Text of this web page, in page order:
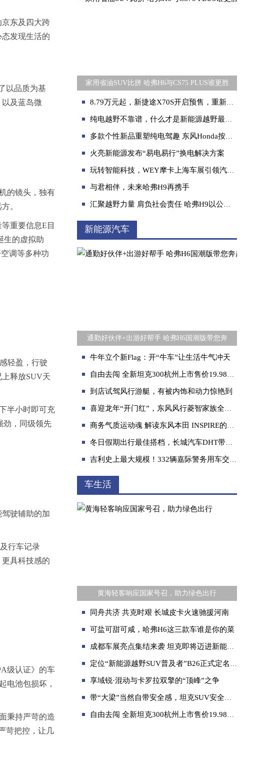
东及四大跨
发现生活的
以品质为基
及蓝岛微
的镜头，独有
。
重要信息E目
生的虚拟助
调等多种功
轻盈，行驶
释放SUV天
半小时即可充
劲，同级领先
驶辅助的加
行车记录
具科技感的
级认证》的车
电池包损坏，
秉持严苛的造
苛把控，让几
是硬汉也是暖男，二代哈弗H9实力呵护家人冬
家用省油SUV比拼 哈弗H6与CS75 PLUS谁更胜
8.79万元起，新捷途X70S开启预售，重新定义家用大空间SUV
纯电越野不靠谱，什么才是新能源越野最优解？
多款个性新品重塑纯电驾趣 东风Honda按下电动化战略落地加速键
火亮新能源发布“易电易行”换电解决方案
玩转智能科技，WEY摩卡上海车展引领汽车智能潮流
与君相伴，未来哈弗H9再携手
汇聚越野力量 肩负社会责任 哈弗H9以公益赋能越野文化
新能源汽车
通勤好伙伴+出游好帮手 哈弗H6国潮版带您奔
牛年立个新Flag：开“牛车”让生活牛气冲天
自由去闯 全新坦克300杭州上市售价19.98万起
到店试驾风行游艇，有被内饰和动力惊艳到
喜迎龙年“开门红”，东风风行菱智家族全国订单暴涨飙升
商务气质运动魂 解读东风本田 INSPIRE的双重性格
冬日假期出行最佳搭档，长城汽车DHT带你畅游双节
吉利史上最大规模！332辆嘉际警务用车交付晋中市公安局
车生活
黄海轻客响应国家号召，助力绿色出行
同舟共济 共克时艰 长城皮卡火速驰援河南
可盐可甜可咸，哈弗H6这三款车谁是你的菜
成都车展亮点集结来袭 坦克即将迈进新能源时代
定位“新能源越野SUV普及者”B26正式定名哈弗猛龙，外观内饰首曝光！
享域锐·混动与卡罗拉双擎的“顶峰”之争
带“大梁”当然自带安全感，坦克SUV安全高姿态
自由去闯 全新坦克300杭州上市售价19.98万起